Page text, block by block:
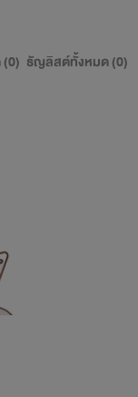
0) ธัญลิสต์ทั้งหมด (0)